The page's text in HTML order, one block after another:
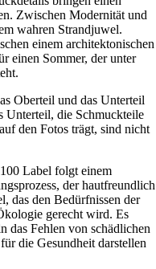
Zwischen Modernität und
wahren Strandjuwel.
einem architektonischen
einen Sommer, der unter
Oberteil und das Unterteil
Unterteil, die Schmuckteile
den Fotos trägt, sind nicht
Label folgt einem
der hautfreundlich
das den Bedürfnissen der
gerecht wird. Es
das Fehlen von schädlichen
die Gesundheit darstellen